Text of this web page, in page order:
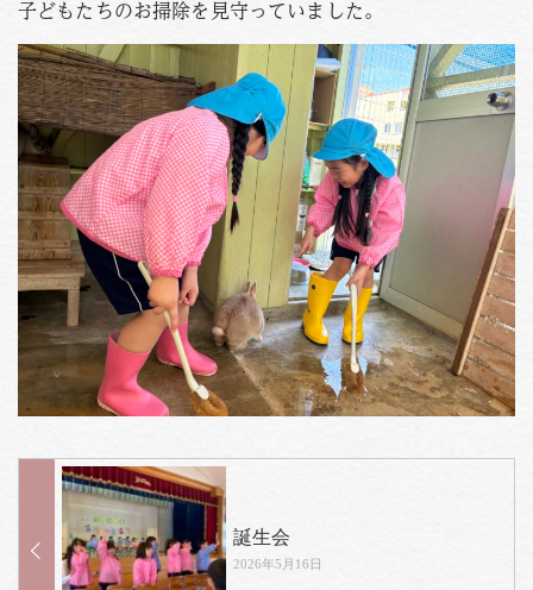
子どもたちのお掃除を見守っていました。
誕生会
2026年5月16日